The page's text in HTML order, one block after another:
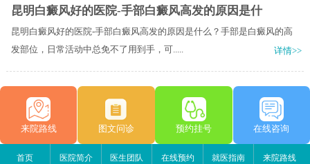
昆明白癜风好的医院-手部白癜风高发的原因是什
昆明白癜风好的医院-手部白癜风高发的原因是什么？手部是白癜风的高
发部位，日常活动中总免不了用到手，可.....
详情>>
来院路线 图文问诊 预约挂号 在线咨询
首页 医院简介 医生团队 在线预约 就医指南 来院路线